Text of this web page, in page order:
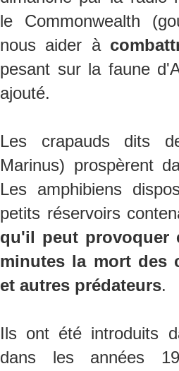
le Commonwealth
nous aider à
pesant sur la faune
ajouté.
Les crapauds dits
Marinus) prospèrent
Les amphibiens
petits réservoirs
qu'il peut provoquer
minutes la mort des
et autres prédateurs.
Ils ont été introduits
dans les années